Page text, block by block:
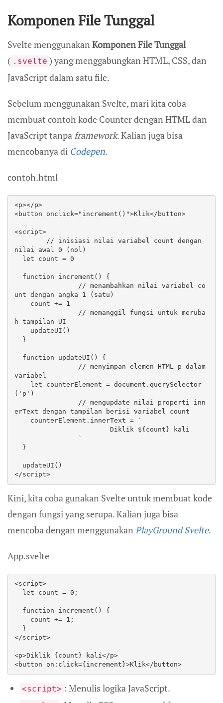
Komponen File Tunggal
Svelte menggunakanKomponen File Tunggal
( .svelte ) yang menggabungkan HTML, CSS, dan
JavaScript dalam satu file.
Sebelum menggunakan Svelte, mari kita coba
membuat contoh kode Counter dengan HTML dan
JavaScript tanpa framework. Kalian juga bisa
mencobanya di Codepen.
contoh.html
<p></p>
<button onclick="increment()">Klik</button>
<script>
nilai awal 0 (nol)
unt dengan angka 1 (satu)
h tampilan UI
variabel
('p')
erText dengan tampilan berisi variabel count
</script>
Kini, kita coba gunakan Svelte untuk membuat kode
dengan fungsi yang serupa. Kalian juga bisa
mencoba dengan menggunakan PlayGround Svelte.
App.svelte
<script>
</script>
<p>Diklik {count} kali</p>
<button on:click={increment}>Klik</button>
<script> : Menulis logika JavaScript.